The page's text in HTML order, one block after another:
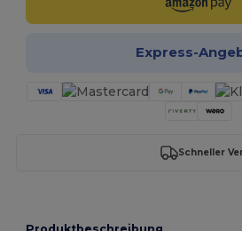
Express-
Schneller